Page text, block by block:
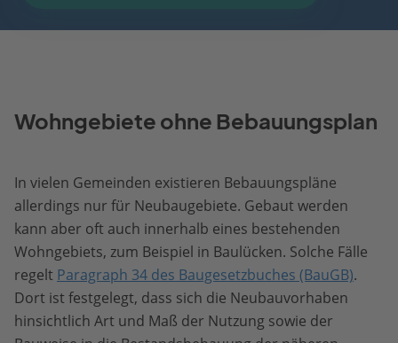
Wohngebiete ohne Bebauungsplan
In vielen Gemeinden existieren Bebauungspläne
allerdings nur für Neubaugebiete. Gebaut werden
kann aber oft auch innerhalb eines bestehenden
Wohngebiets, zum Beispiel in Baulücken. Solche Fälle
regelt Paragraph 34 des Baugesetzbuches (BauGB).
Dort ist festgelegt, dass sich die Neubauvorhaben
hinsichtlich Art und Maß der Nutzung sowie der